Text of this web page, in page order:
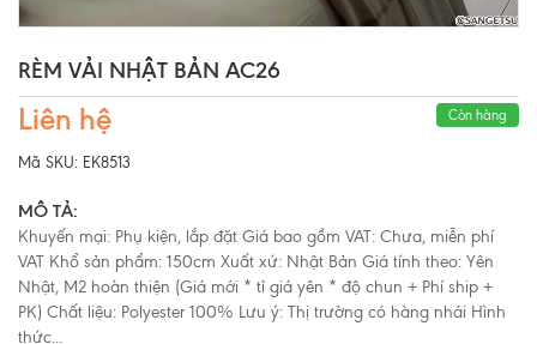
RÈM VẢI NHẬT BẢN AC26
Liên hệ Còn hàng
Mã SKU: EK8513
MÔ TẢ:
Khuyến mại: Phụ kiện, lắp đặt Giá bao gồm VAT: Chưa, miễn phí
VAT Khổ sản phẩm: 150cm Xuất xứ: Nhật Bản Giá tính theo: Yên
Nhật, M2 hoàn thiện (Giá mới * tỉ giá yên * độ chun + Phí ship +
PK) Chất liệu: Polyester 100% Lưu ý: Thị trường có hàng nhái Hình
thức...